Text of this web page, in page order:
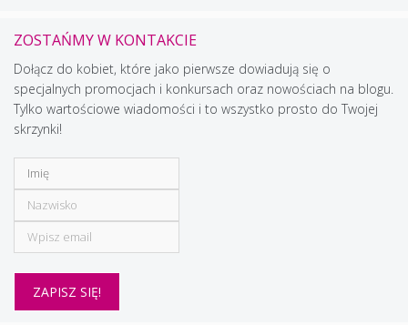
ZOSTAŃMY W KONTAKCIE
Dołącz do kobiet, które jako pierwsze dowiadują się o
specjalnych promocjach i konkursach oraz nowościach na blogu.
Tylko wartościowe wiadomości i to wszystko prosto do Twojej
skrzynki!